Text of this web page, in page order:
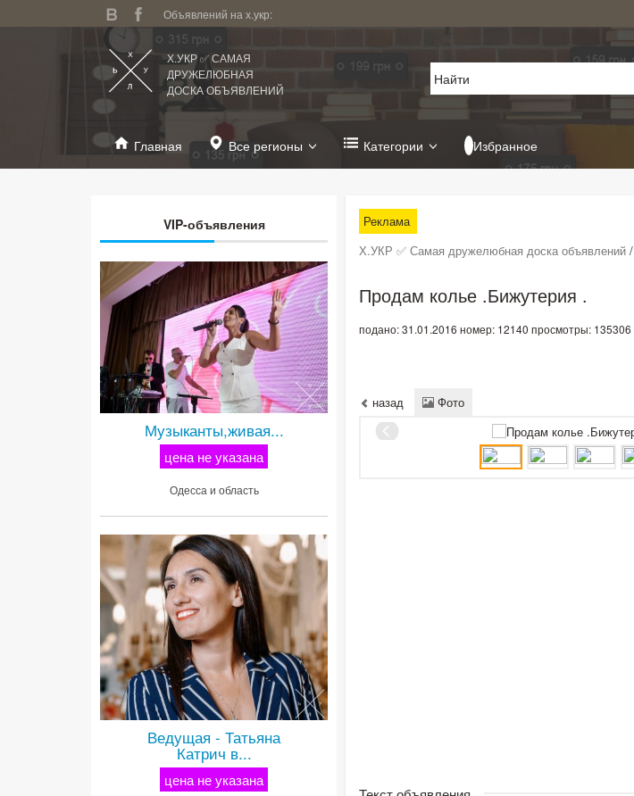
Объявлений на х.укр:
Х.УКР ✅ САМАЯ
ДРУЖЕЛЮБНАЯ
ДОСКА ОБЪЯВЛЕНИЙ
Главная Все регионы Категории Избранное
Реклама
Х.УКР ✅ Самая дружелюбная доска объявлений /
Продам колье .Бижутерия .
подано: 31.01.2016 номер: 12140 просмотры: 135306
назад Фото
VIP-объявления
Музыканты,живая...
цена не указана
Одесса и область
Ведущая - Татьяна
Катрич в...
цена не указана